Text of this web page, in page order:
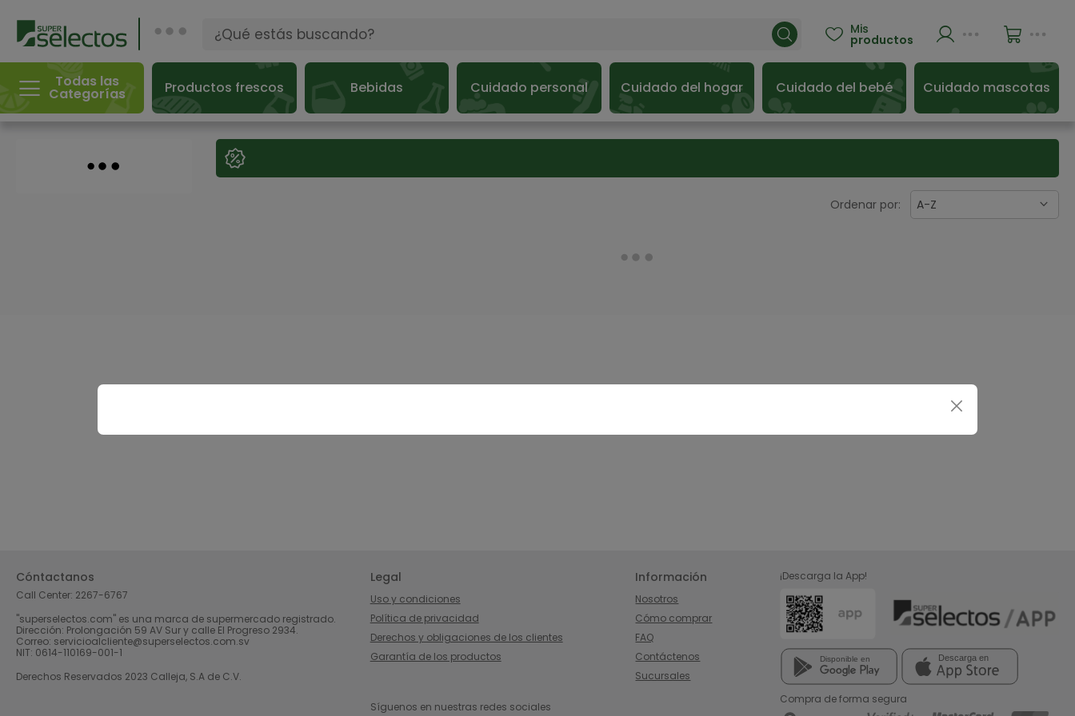
 Mis
productos
Todas las
Categorías Productos frescos Bebidas Cuidado personal Cuidado del hogar Cuidado del bebé Cuidado mascotas
Ordenar por: A-Z
Cóntactanos
Call Center: 2267-6767
"superselectos.com" es una marca de supermercado registrado.
Dirección: Prolongación 59 AV Sur y calle El Progreso 2934.
Correo: servicioalcliente@superselectos.com.sv
NIT: 0614-110169-001-1
Derechos Reservados 2023 Calleja, S.A de C.V.
Legal
Uso y condiciones
Política de privacidad
Derechos y obligaciones de los clientes
Garantía de los productos
Información
Nosotros
Cómo comprar
FAQ
Contáctenos
Sucursales
Síguenos en nuestras redes sociales
¡Descarga la App!
Compra de forma segura